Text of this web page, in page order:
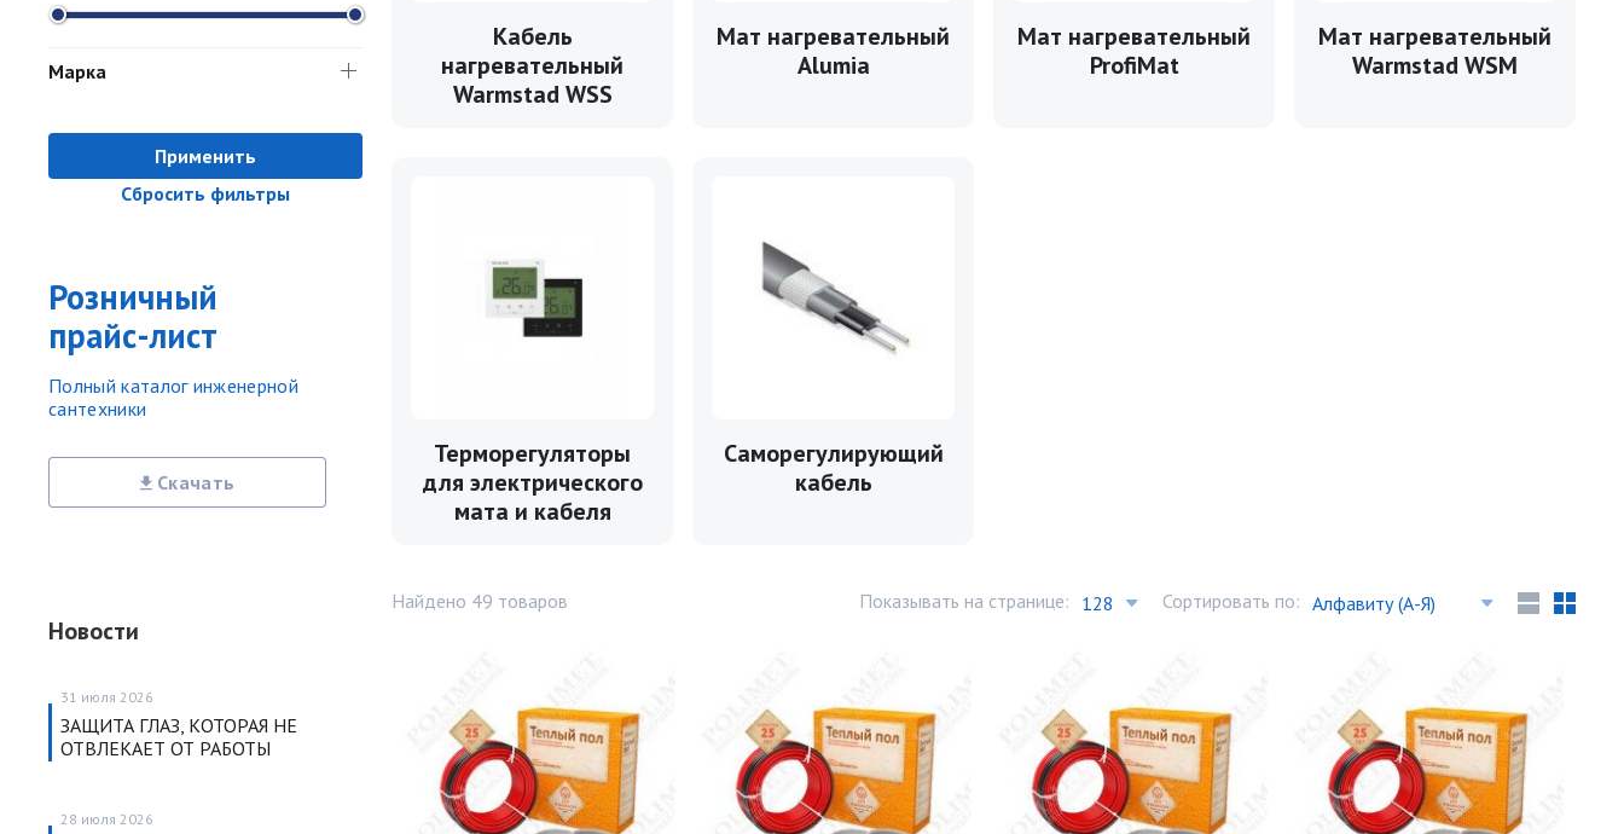
Марка
Применить
Сбросить фильтры
Розничный
прайс-лист
Полный каталог инженерной
сантехники
Скачать
Новости
31 июля 2026
ЗАЩИТА ГЛАЗ, КОТОРАЯ НЕ
ОТВЛЕКАЕТ ОТ РАБОТЫ
28 июля 2026
Кабель
нагревательный
Warmstad WSS
Мат нагревательный
Alumia
Мат нагревательный
ProfiMat
Мат нагревательный
Warmstad WSM
Терморегуляторы
для электрического
мата и кабеля
Саморегулирующий
кабель
Найдено 49 товаров Показывать на странице: Сортировать по: